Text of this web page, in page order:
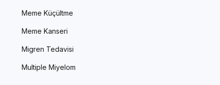
Meme Küçültme
Meme Kanseri
Migren Tedavisi
Multiple Miyelom